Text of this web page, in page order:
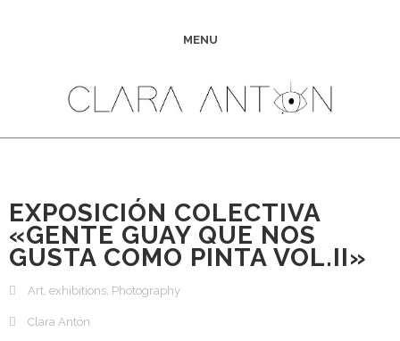
MENU
EXPOSICIÓN COLECTIVA
«GENTE GUAY QUE NOS
GUSTA COMO PINTA VOL.II»
Art, exhibitions, Photography
Clara Antón